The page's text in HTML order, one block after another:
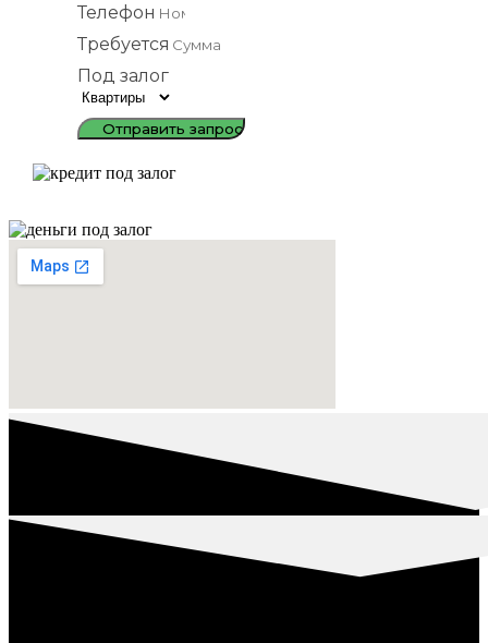
Телефон
Требуется
Под залог
Отправить запрос